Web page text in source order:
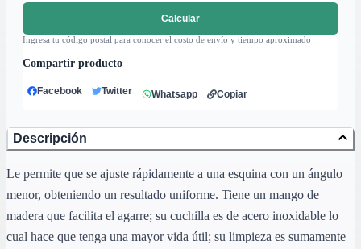
Calcular
Ingresa tu código postal para conocer el costo de envío y tiempo aproximado
Compartir producto
Facebook Twitter Whatsapp Copiar
Descripción
Le permite que se ajuste rápidamente a una esquina con un ángulo
menor, obteniendo un resultado uniforme. Tiene un mango de
madera que facilita el agarre; su cuchilla es de acero inoxidable lo
cual hace que tenga una mayor vida útil; su limpieza es sumamente